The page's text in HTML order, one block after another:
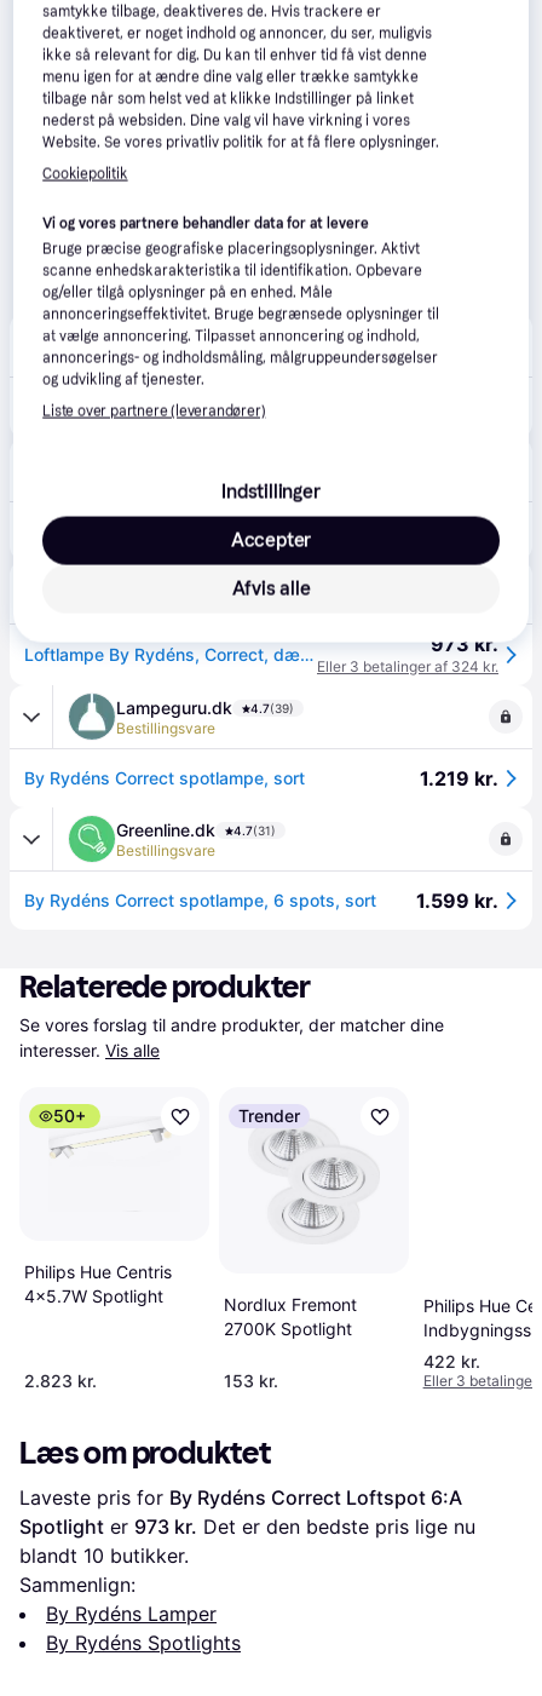
Westwing
49 kr. fragt
Justerbar LED-loftlampe Correct
by Rydéns, Correct loftspot 6-spot Sort 1.450 kr.
Lampemesteren
Loftlampe By Rydéns, Correct, dæmpbar, Sort, Stue, Metal 973 kr.
Eller 3 betalinger af 324 kr.
Lampeguru.dk 4.7(39)
Bestillingsvare
By Rydéns Correct spotlampe, sort 1.219 kr.
Greenline.dk 4.7(31)
Bestillingsvare
By Rydéns Correct spotlampe, 6 spots, sort 1.599 kr.
Relaterede produkter
Se vores forslag til andre produkter, der matcher dine
interesser. Vis alle
50+
Philips Hue Centris
4x5.7W Spotlight
2.823 kr.
Trender
Nordlux Fremont
2700K Spotlight
153 kr.
Philips Hue
pak White
422 kr.
Eller 3 betalinger
Læs om produktet
Laveste pris for By Rydéns Correct Loftspot 6:A
Spotlight er 973 kr. Det er den bedste pris lige nu
blandt 10 butikker.
Sammenlign:
By Rydéns Lamper
By Rydéns Spotlights
samtykke tilbage, deaktiveres de. Hvis trackere er
deaktiveret, er noget indhold og annoncer, du ser, muligvis
ikke så relevant for dig. Du kan til enhver tid få vist denne
menu igen for at ændre dine valg eller trække samtykke
tilbage når som helst ved at klikke Indstillinger på linket
nederst på websiden. Dine valg vil have virkning i vores
Website. Se vores privatliv politik for at få flere oplysninger.
Cookiepolitik
Vi og vores partnere behandler data for at levere
Bruge præcise geografiske placeringsoplysninger. Aktivt
scanne enhedskarakteristika til identifikation. Opbevare
og/eller tilgå oplysninger på en enhed. Måle
annonceringseffektivitet. Bruge begrænsede oplysninger til
at vælge annoncering. Tilpasset annoncering og indhold,
annoncerings- og indholdsmåling, målgruppeundersøgelser
og udvikling af tjenester.
Liste over partnere (leverandører)
Indstillinger
Afvis alle
Accepter